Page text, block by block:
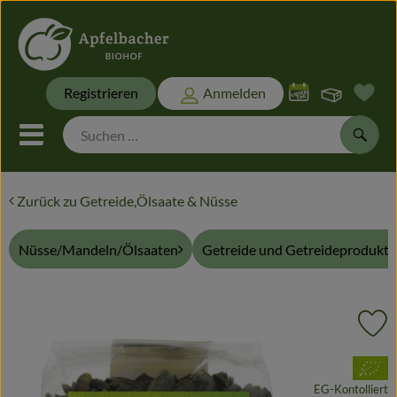
Registrieren Anmelden
Mobiles Menu öffnen oder
Biokisten
Themen
Naturwaren
Zurück zu Getreide,Ölsaate & Nüsse
Nüsse/Mandeln/Ölsaaten Getreide und Getreideprodukte
, Verband:
EG-Kontolliert